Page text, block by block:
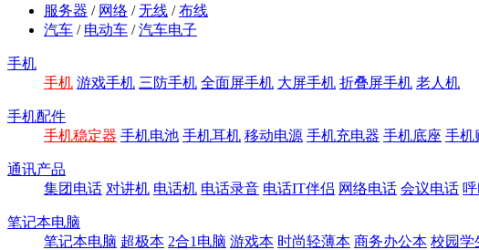
服务器 / 网络 /无线 /布线
汽车 / 电动车 /汽车电子
手机
手机 游戏手机 三防手机 全面屏手机 大屏手机 折叠屏手机 老人机
手机配件
手机稳定器 手机电池 手机耳机 移动电源 手机充电器 手机底座 手机
通讯产品
集团电话 对讲机 电话机 电话录音 电话IT伴侣 网络电话 会议电话
笔记本电脑
笔记本电脑 超极本 2合1电脑 游戏本 时尚轻薄本 商务办公本 校园学